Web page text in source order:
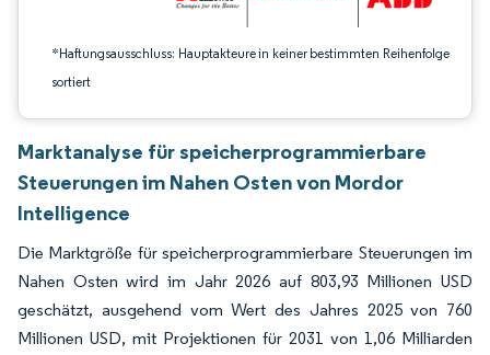
*Haftungsausschluss: Hauptakteure in keiner bestimmten Reihenfolge
sortiert
Marktanalyse für speicherprogrammierbare
Steuerungen im Nahen Osten von Mordor
Intelligence
Die Marktgröße für speicherprogrammierbare Steuerungen im
Nahen Osten wird im Jahr 2026 auf 803,93 Millionen USD
geschätzt, ausgehend vom Wert des Jahres 2025 von 760
Millionen USD, mit Projektionen für 2031 von 1,06 Milliarden